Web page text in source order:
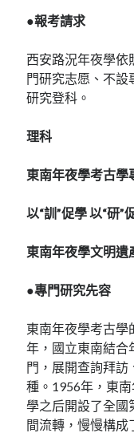
●報考請求
西安路況年夜學依
門研究志愿、不設
研究登科。
理科
東南年夜學考古學
以“訓”促學 以“研”
東南年夜學文明遺
●專門研究先容
東南年夜學考古學
年，國立東南結合
門，展開查詢拜訪
種。1956年，東
學之后開設了全國
間流轉，慢慢構成